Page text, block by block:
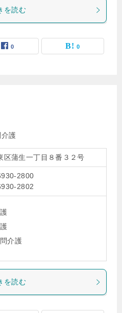
を読む
0 0
護
区蒲生一丁目８番３２号
2800
2802
介護
を読む